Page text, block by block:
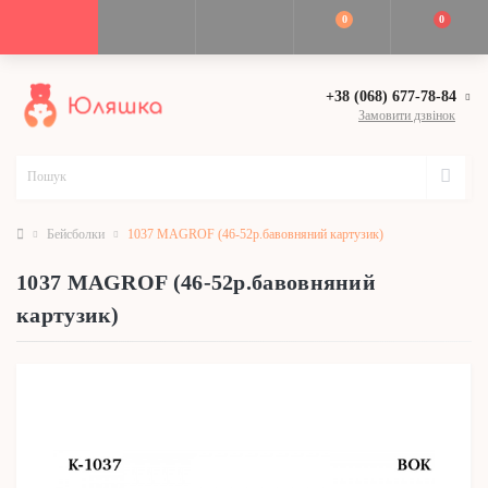
0 0
+38 (068) 677-78-84
Замовити дзвінок
Бейсболки 1037 MAGROF (46-52р.бавовняний картузик)
1037 MAGROF (46-52р.бавовняний
картузик)